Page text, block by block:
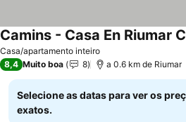
Casa/apartamento inteiro
Camins - Casa En Riumar
8,4 Muito boa 8 a 0.6 km de Riumar
Selecione as datas para ver os
exatos.